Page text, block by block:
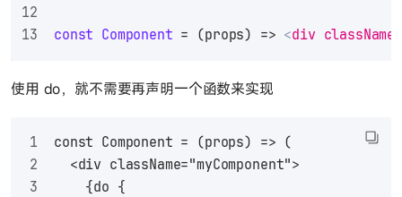
const Component = (props) => <div className
使用 do，就不需要再声明一个函数来实现
const Component = (props) => (
  <div className="myComponent">
    {do {